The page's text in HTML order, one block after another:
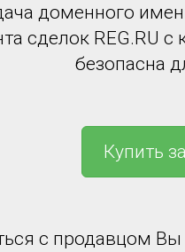
доменного
сделок REG.RU
безопасна
Купить
с продавцом